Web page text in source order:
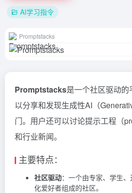
AI学习指令
Promptstacks
Promptstacks是一个社区驱动
以分享和发现生成性AI（
门。用户还可以讨论提示工程（
和行业新闻。
主要特点：
社区驱动：一个由专家、学生
化爱好者组成的社区。